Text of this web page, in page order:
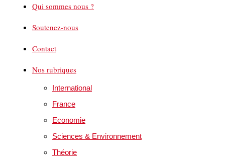
Qui sommes nous ?
Soutenez-nous
Contact
Nos rubriques
International
France
Economie
Sciences & Environnement
Théorie